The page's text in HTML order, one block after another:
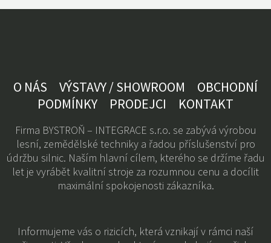
O NÁS VÝSTAVY / SHOWROOM
OBCHODNÍ
PODMÍNKY
PRODEJCI KONTAKT
Firma BYSTROŇ – INTEGRACE s.r.o. se zabývá výrobou
lesní, zemědělské techniky a řadou příslušenství pro
údržbu silnic. Naším hlavní cílem, kterého se držíme řadu
let je vyrábět kvalitní stroje za rozumnou cenu a docílit
maximální spokojenosti zákazníka.
Informujeme vás o rizicích, která vznikají v rámci naší